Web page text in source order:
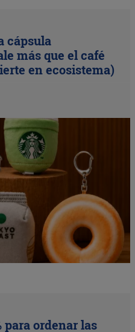
cápsula
más que el café
en ecosistema)
para ordenar las